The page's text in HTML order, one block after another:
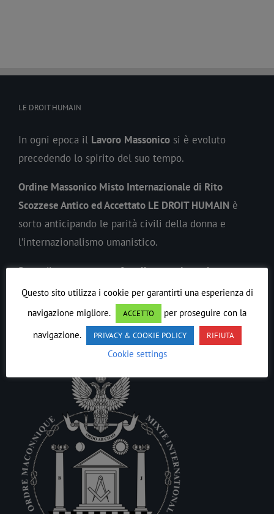
LE DROIT HUMAIN
In ogni epoca il Lavoro Massonico si è evoluto
precedendo lo spirito del suo tempo.
Ordine Massonico Misto Internazionale di Rito
Scozzese Antico ed Accettato LE DROIT HUMAIN è
sorto anticipando le parità civili della donna e
l’internazionalismo umanistico.
Procediamo verso unafratellanza universale.
Animo della Tradizione è sempre ilCostruttore
all’Opera.
Questo sito utilizza i cookie per garantirti una esperienza di
navigazione migliore.
ACCETTO
per proseguire con la
navigazione.
PRIVACY & COOKIE POLICY RIFIUTA
Cookie settings